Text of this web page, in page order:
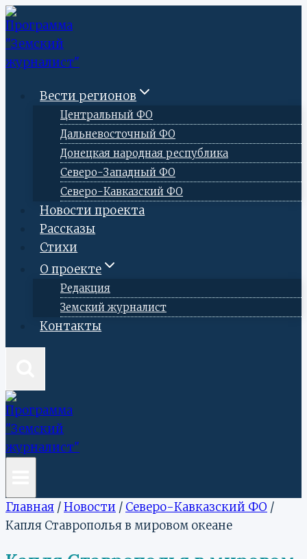
Перейти
к
содержимому
Вести регионов
Центральный ФО
Дальневосточный ФО
Донецкая народная республика
Северо-Западный ФО
Северо-Кавказский ФО
Новости проекта
Рассказы
Стихи
О проекте
Редакция
Земский журналист
Контакты
Главная /Новости / Северо-Кавказский ФО /
Капля Ставрополья в мировом океане